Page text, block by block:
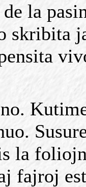
la
skribita
la
fajroj